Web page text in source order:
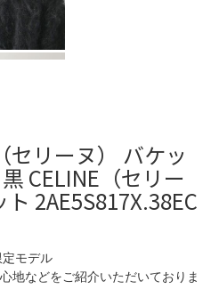
セリーヌ） バケッ
CELINE（セリー
2AE5S817X.38EC
モデル
地などをご紹介いただいておりま